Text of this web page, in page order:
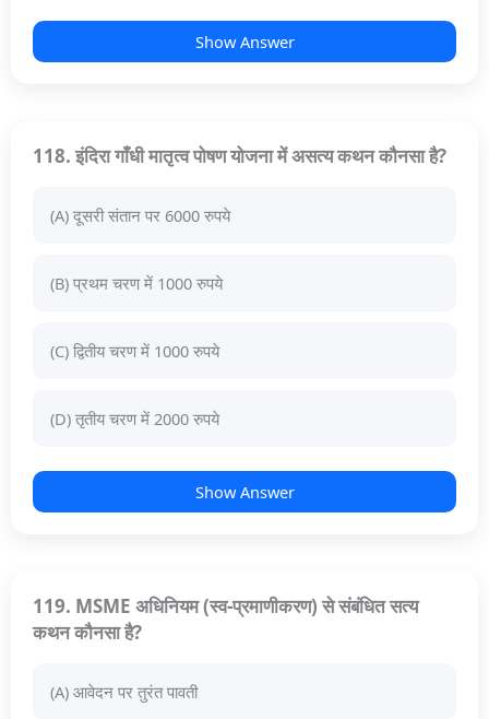
Show Answer
118. इंदिरा गाँधी मातृत्व पोषण योजना में असत्य कथन कौनसा है?
(A) दूसरी संतान पर 6000 रुपये
(B) प्रथम चरण में 1000 रुपये
(C) द्वितीय चरण में 1000 रुपये
(D) तृतीय चरण में 2000 रुपये
Show Answer
119. MSME अधिनियम (स्व-प्रमाणीकरण) से संबंधित सत्य
कथन कौनसा है?
(A) आवेदन पर तुरंत पावती